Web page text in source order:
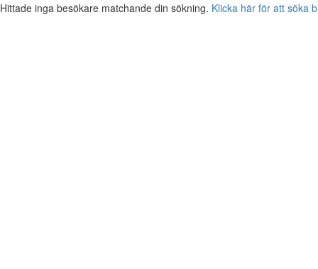
Hittade inga besökare matchande din sökning. Klicka här för att söka